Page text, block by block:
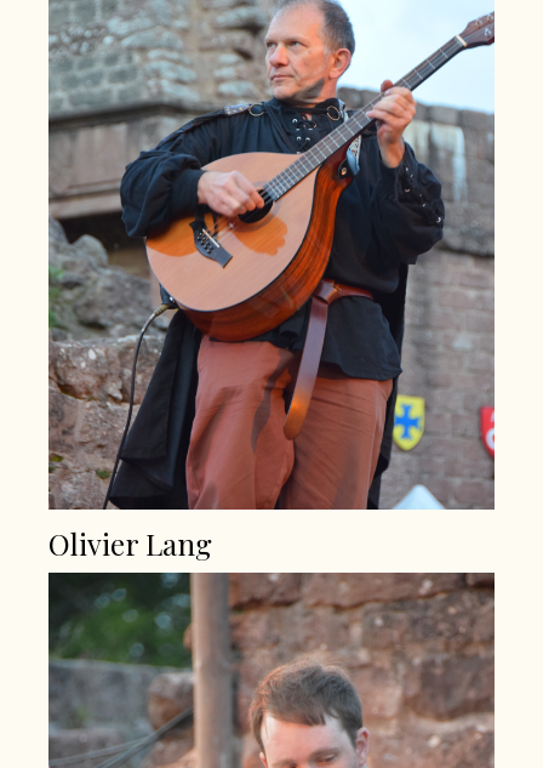
Olivier Lang